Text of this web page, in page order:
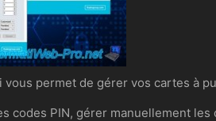
permet de gérer vos cartes à
codes PIN, gérer manuellement